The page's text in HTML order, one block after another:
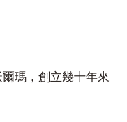
瑪，創立幾十年來